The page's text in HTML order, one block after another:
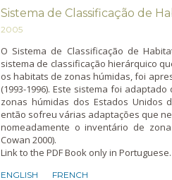
Sistema de Classificação de
2005
O Sistema de Classificação de
sistema de classificação hierárquico
os habitats de zonas húmidas, foi
(1993-1996). Este sistema foi
zonas húmidas dos Estados Unidos
então sofreu várias adaptações que
nomeadamente o inventário de
Cowan 2000).
Link to the PDF Book only in Portuguese.
ENGLISH FRENCH